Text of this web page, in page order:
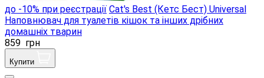
до -10% при реєстрації Cat's Best (Кетс Бест) Universal
Наповнювач для туалетів кішок та інших дрібних
домашніх тварин
859 грн
Купити